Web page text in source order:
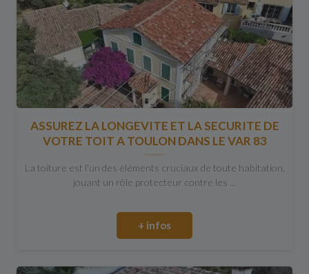
ASSUREZ LA LONGEVITE ET LA SECURITE DE
VOTRE TOIT A TOULON DANS LE VAR 83
La toiture est l'un des éléments cruciaux de toute habitation,
jouant un rôle protecteur contre les ...
+ infos